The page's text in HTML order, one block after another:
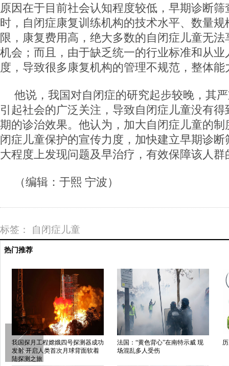
原因在于目前社会认知程度较低，早期诊断
时，自闭症康复训练机构的技术水平、数量
限，康复费用高，绝大多数的自闭症儿童无
机会；而且，由于缺乏统一的行业标准和从
度，导致很多康复机构的管理不规范，整体能
他说，我国对自闭症的研究起步较晚，其
引起社会的广泛关注，导致自闭症儿童没有
期的诊治效果。他认为，加大自闭症儿童的
闭症儿童保护的宣传力度，加快建立早期诊
大程度上发现问题及早治疗，有效保障该人群
（编辑：于熙 宁波）
标签： 自闭症儿童
热门推荐
我国探月工程嫦娥四号探测器成功
发射 开启人类首次月球背面软着
陆探测之旅
法国：“黄色背心”在南特示威 现
场混乱多人受伤